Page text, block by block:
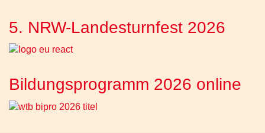
5. NRW-Landesturnfest 2026
Bildungsprogramm 2026 online